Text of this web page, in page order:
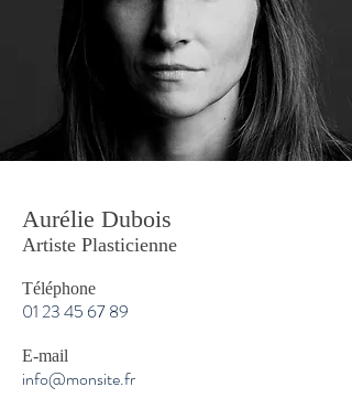
Aurélie Dubois
Artiste Plasticienne
Téléphone
01 23 45 67 89
E-mail
info@monsite.fr